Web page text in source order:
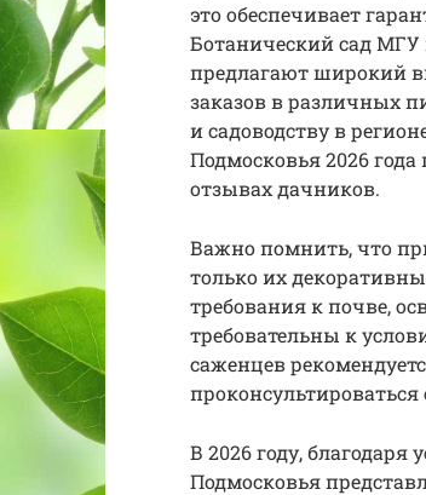
это обеспечивает
Ботанический сад
предлагают широкий
заказов в различных
и садоводству в
Подмосковья 2026
отзывах дачников.
Важно помнить, что
только их
требования к почве,
требовательны к
саженцев
В 2026 году,
Подмосковья